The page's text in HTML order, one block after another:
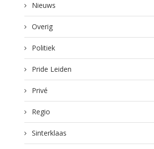
Nieuws
Overig
Politiek
Pride Leiden
Privé
Regio
Sinterklaas